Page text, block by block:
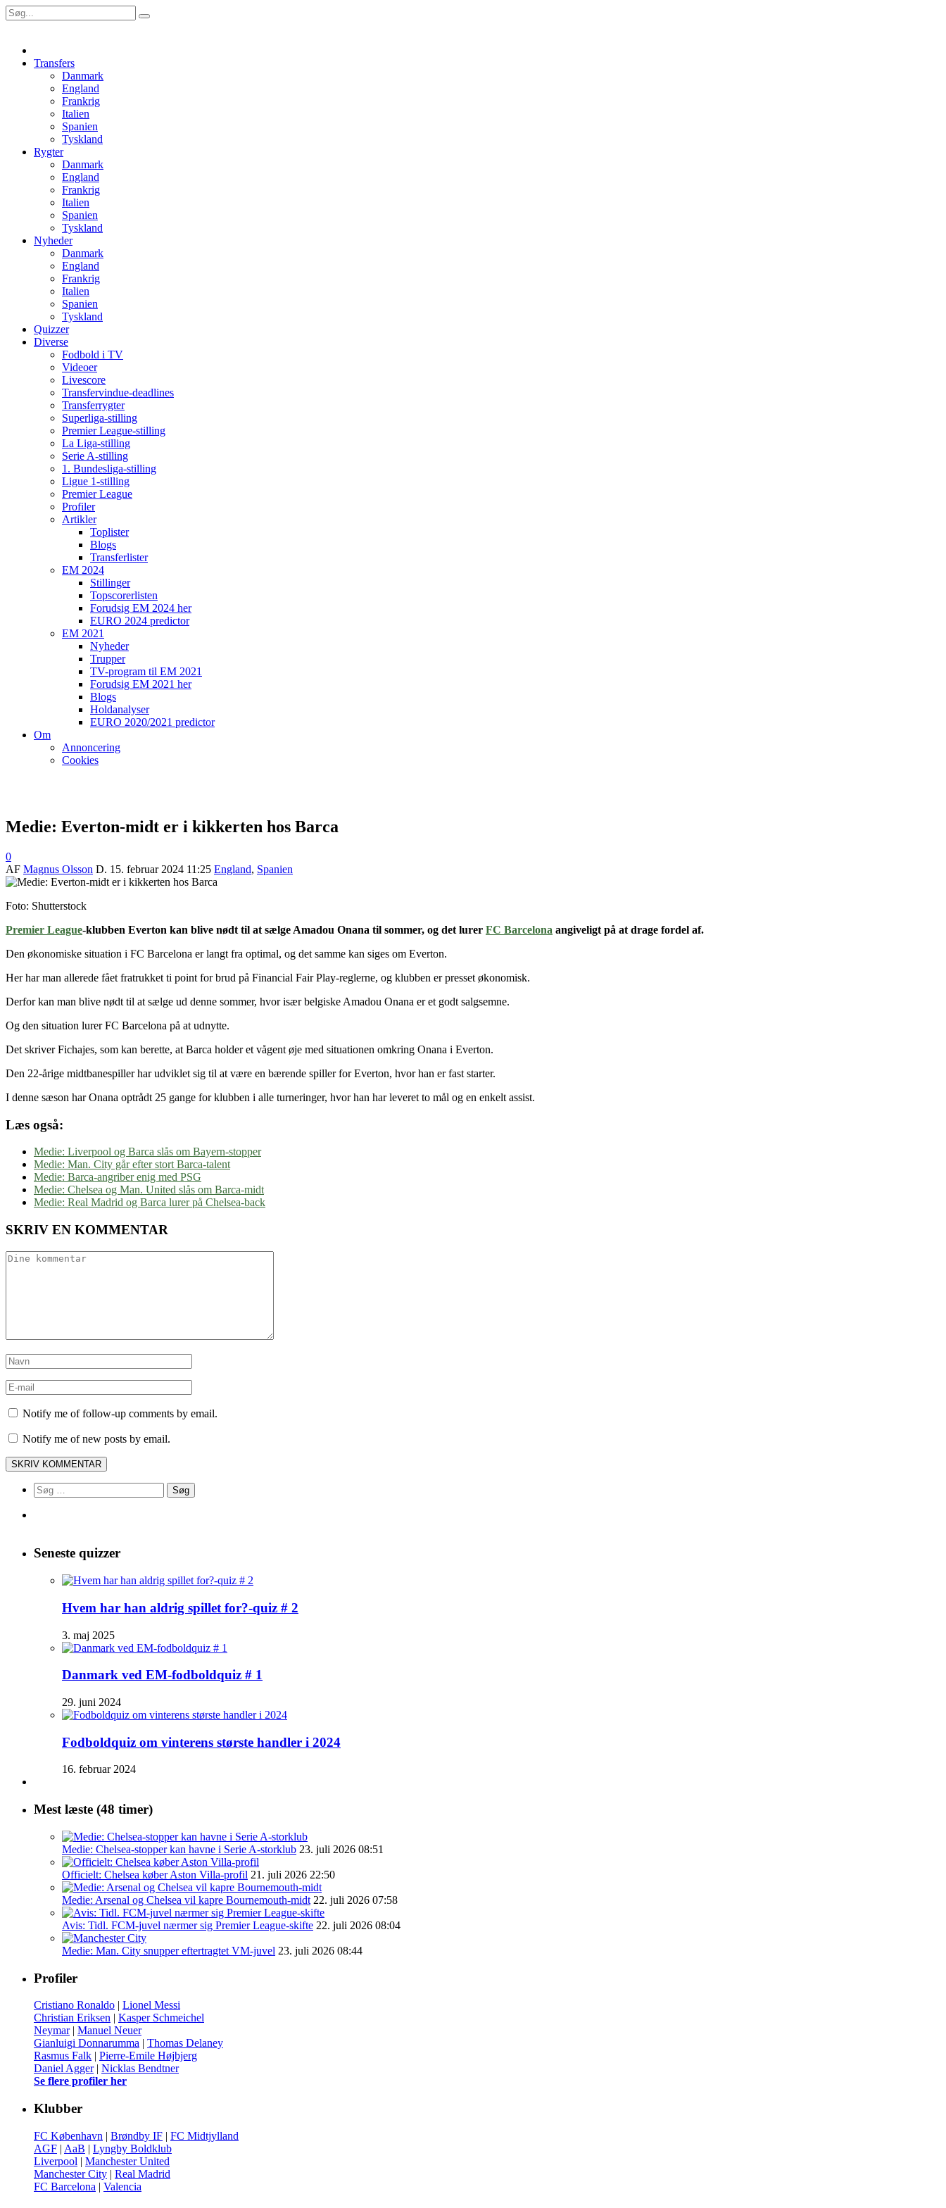
Transfers
Danmark
England
Frankrig
Italien
Spanien
Tyskland
Rygter
Danmark
England
Frankrig
Italien
Spanien
Tyskland
Nyheder
Danmark
England
Frankrig
Italien
Spanien
Tyskland
Quizzer
Diverse
Fodbold i TV
Videoer
Livescore
Transfervindue-deadlines
Transferrygter
Superliga-stilling
Premier League-stilling
La Liga-stilling
Serie A-stilling
1. Bundesliga-stilling
Ligue 1-stilling
Premier League
Profiler
Artikler
Toplister
Blogs
Transferlister
EM 2024
Stillinger
Topscorerlisten
Forudsig EM 2024 her
EURO 2024 predictor
EM 2021
Nyheder
Trupper
TV-program til EM 2021
Forudsig EM 2021 her
Blogs
Holdanalyser
EURO 2020/2021 predictor
Om
Annoncering
Cookies
Medie: Everton-midt er i kikkerten hos Barca
0
AF Magnus Olsson D. 15. februar 2024 11:25 England, Spanien
Foto: Shutterstock
Premier League-klubben Everton kan blive nødt til at sælge Amadou Onana til sommer, og det lurer FC Barcelona angiveligt på at drage fordel af.
Den økonomiske situation i FC Barcelona er langt fra optimal, og det samme kan siges om Everton.
Her har man allerede fået fratrukket ti point for brud på Financial Fair Play-reglerne, og klubben er presset økonomisk.
Derfor kan man blive nødt til at sælge ud denne sommer, hvor især belgiske Amadou Onana er et godt salgsemne.
Og den situation lurer FC Barcelona på at udnytte.
Det skriver Fichajes, som kan berette, at Barca holder et vågent øje med situationen omkring Onana i Everton.
Den 22-årige midtbanespiller har udviklet sig til at være en bærende spiller for Everton, hvor han er fast starter.
I denne sæson har Onana optrådt 25 gange for klubben i alle turneringer, hvor han har leveret to mål og en enkelt assist.
Læs også:
Medie: Liverpool og Barca slås om Bayern-stopper
Medie: Man. City går efter stort Barca-talent
Medie: Barca-angriber enig med PSG
Medie: Chelsea og Man. United slås om Barca-midt
Medie: Real Madrid og Barca lurer på Chelsea-back
SKRIV EN KOMMENTAR
Notify me of follow-up comments by email.
Notify me of new posts by email.
Søg
efter:
Seneste quizzer
Hvem har han aldrig spillet for?-quiz # 2
3. maj 2025
Danmark ved EM-fodboldquiz # 1
29. juni 2024
Fodboldquiz om vinterens største handler i 2024
16. februar 2024
Mest læste (48 timer)
Medie: Chelsea-stopper kan havne i Serie A-storklub 23. juli 2026 08:51
Officielt: Chelsea køber Aston Villa-profil 21. juli 2026 22:50
Medie: Arsenal og Chelsea vil kapre Bournemouth-midt 22. juli 2026 07:58
Avis: Tidl. FCM-juvel nærmer sig Premier League-skifte 22. juli 2026 08:04
Medie: Man. City snupper eftertragtet VM-juvel 23. juli 2026 08:44
Profiler
Cristiano Ronaldo | Lionel Messi
Christian Eriksen | Kasper Schmeichel
Neymar| Manuel Neuer
Gianluigi Donnarumma | Thomas Delaney
Rasmus Falk | Pierre-Emile Højbjerg
Daniel Agger| Nicklas Bendtner
Se flere profiler her
Klubber
FC København | Brøndby IF | FC Midtjylland
AGF | AaB | Lyngby Boldklub
Liverpool | Manchester United
Manchester City | Real Madrid
FC Barcelona | Valencia